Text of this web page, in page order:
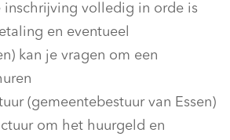
inschrijving volledig in orde is
en eventueel
kan je vragen om een
(gemeentebestuur van Essen)
om het huurgeld en